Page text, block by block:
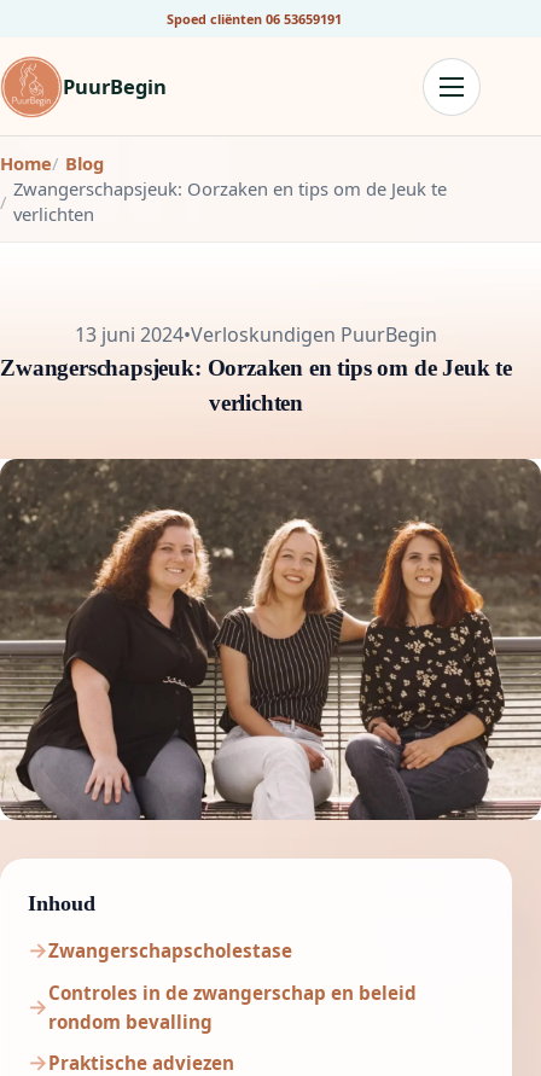
Spoed cliënten 06 53659191
PuurBegin
Home
Blog
Zwangerschapsjeuk: Oorzaken en tips om de Jeuk te
verlichten
13 juni 2024•Verloskundigen PuurBegin
Zwangerschapsjeuk: Oorzaken en tips om de Jeuk te
verlichten
Inhoud
Zwangerschapscholestase
Controles in de zwangerschap en beleid
rondom bevalling
Praktische adviezen